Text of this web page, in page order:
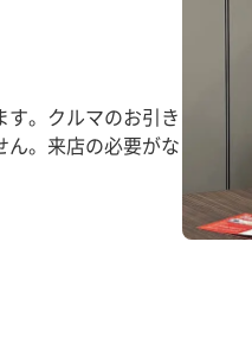
。クルマのお引き
ん。来店の必要がな